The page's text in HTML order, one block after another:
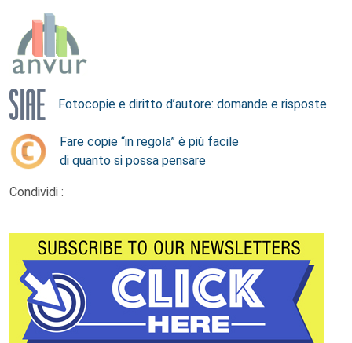
Fotocopie e diritto d’autore: domande e risposte
Fare copie “in regola” è più facile
di quanto si possa pensare
Condividi :